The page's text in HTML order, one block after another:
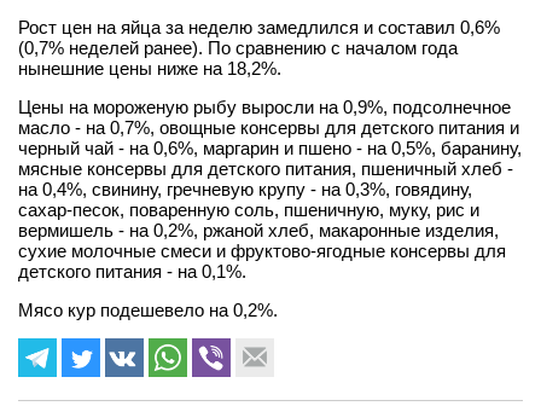
Рост цен на яйца за неделю замедлился и составил 0,6%
(0,7% неделей ранее). По сравнению с началом года
нынешние цены ниже на 18,2%.
Цены на мороженую рыбу выросли на 0,9%, подсолнечное
масло - на 0,7%, овощные консервы для детского питания и
черный чай - на 0,6%, маргарин и пшено - на 0,5%, баранину,
мясные консервы для детского питания, пшеничный хлеб -
на 0,4%, свинину, гречневую крупу - на 0,3%, говядину,
сахар-песок, поваренную соль, пшеничную, муку, рис и
вермишель - на 0,2%, ржаной хлеб, макаронные изделия,
сухие молочные смеси и фруктово-ягодные консервы для
детского питания - на 0,1%.
Мясо кур подешевело на 0,2%.